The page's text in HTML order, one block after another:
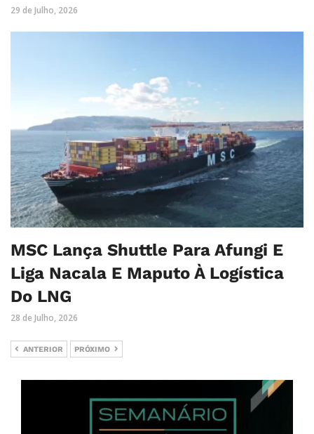
29 de Julho, 2026
MSC Lança Shuttle Para Afungi E
Liga Nacala E Maputo À Logística
Do LNG
28 de Julho, 2026
ANTERIOR PRÓXIMO